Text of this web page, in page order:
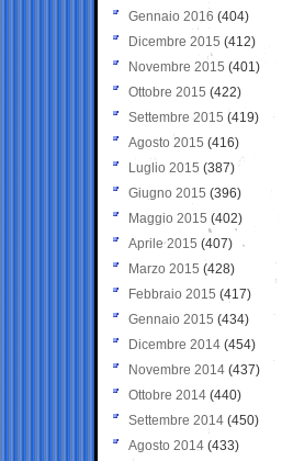
Gennaio 2016 (404)
Dicembre 2015 (412)
Novembre 2015 (401)
Ottobre 2015 (422)
Settembre 2015 (419)
Agosto 2015 (416)
Luglio 2015 (387)
Giugno 2015 (396)
Maggio 2015 (402)
Aprile 2015 (407)
Marzo 2015 (428)
Febbraio 2015 (417)
Gennaio 2015 (434)
Dicembre 2014 (454)
Novembre 2014 (437)
Ottobre 2014 (440)
Settembre 2014 (450)
Agosto 2014 (433)